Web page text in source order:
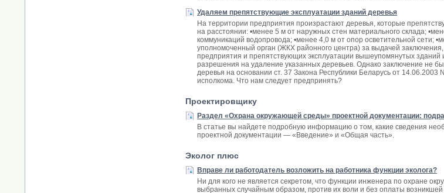
Удаляем препятствующие эксплуатации зданий деревья
На территории предприятия произрастают деревья, которые
на расстоянии: •менее 5 м от наружных стен материального склада;
коммуникаций водопровода; •менее 4,0 м от опор осветительной сети;
уполномоченный орган (ЖКХ районного центра) за выдачей
предприятия и препятствующих эксплуатации вышеупомянутых
разрешения на удаление указанных деревьев. Однако заключение не
деревья на основании ст. 37 Закона Республики Беларусь от
исполкома. Что нам следует предпринять?
Проектировщику
Раздел «Охрана окружающей среды» проектной документации:
В статье вы найдете подробную информацию о том, какие сведения
проектной документации — «Введение» и «Общая часть».
Эколог плюс
Вправе ли работодатель возложить на работника функции эколога?
Ни для кого не является секретом, что функции инженера по охране
выбранных случайным образом, против их воли и без оплаты возникшей